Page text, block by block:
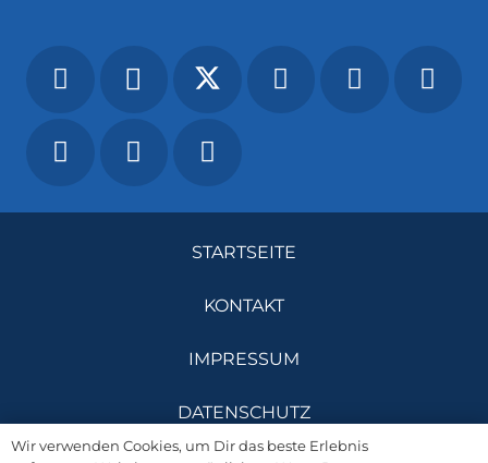
STARTSEITE
KONTAKT
IMPRESSUM
DATENSCHUTZ
Wir verwenden Cookies, um Dir das beste Erlebnis